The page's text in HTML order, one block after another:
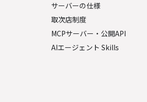
サーバーの仕様
取次店制度
MCPサーバー・公開API
AIエージェント Skills